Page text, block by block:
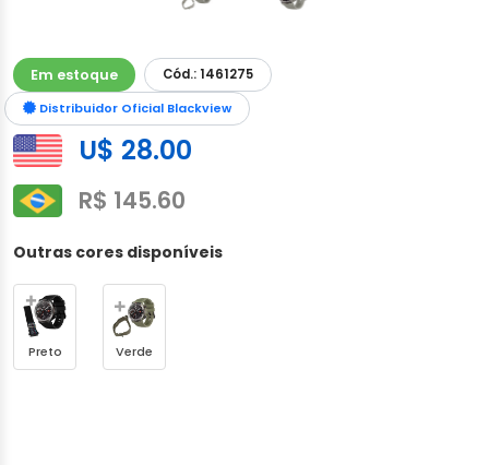
Em estoque
Cód.: 1461275
Distribuidor Oficial Blackview
U$ 28.00
R$ 145.60
Outras cores disponíveis
Preto Verde